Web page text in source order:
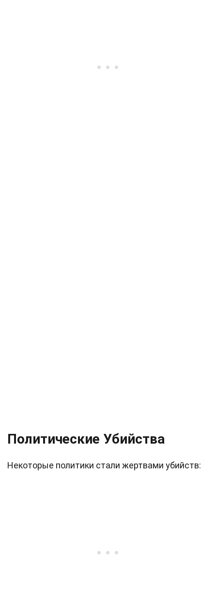
Политические Убийства
Некоторые политики стали жертвами убийств: